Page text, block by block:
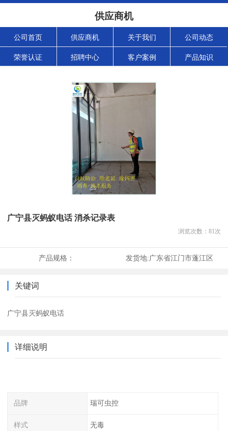
供应商机
公司首页 供应商机 关于我们 公司动态
荣誉认证 招聘中心 客户案例 产品知识
广宁县灭蚂蚁电话 消杀记录表
浏览次数： 81次
产品规格： 发货地:广东省江门市蓬江区
关键词
广宁县灭蚂蚁电话
详细说明
品牌 瑞可虫控
样式 无毒